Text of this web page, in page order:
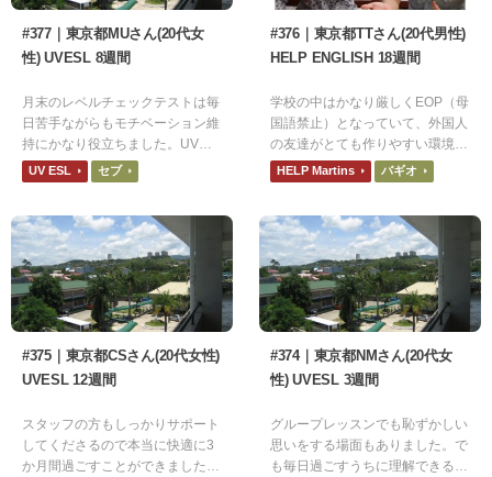
#377｜東京都MUさん(20代女
性) UVESL 8週間
月末のレベルチェックテストは毎
日苦手ながらもモチベーション維
持にかなり役立ちました。UVに
してよかったと思います。
UV ESL セブ
#376｜東京都TTさん(20代男性)
HELP ENGLISH 18週間
学校の中はかなり厳しくEOP（母
国語禁止）となっていて、外国人
の友達がとても作りやすい環境で
すね。韓国人同士でも英語で話し
ているので、疎外感がなく友達が
HELP Martins バギオ
#375｜東京都CSさん(20代女性)
UVESL 12週間
スタッフの方もしっかりサポート
してくださるので本当に快適に3
か月間過ごすことができました。
#374｜東京都NMさん(20代女
性) UVESL 3週間
グループレッスンでも恥ずかしい
思いをする場面もありました。で
も毎日過ごすうちに理解できるよ